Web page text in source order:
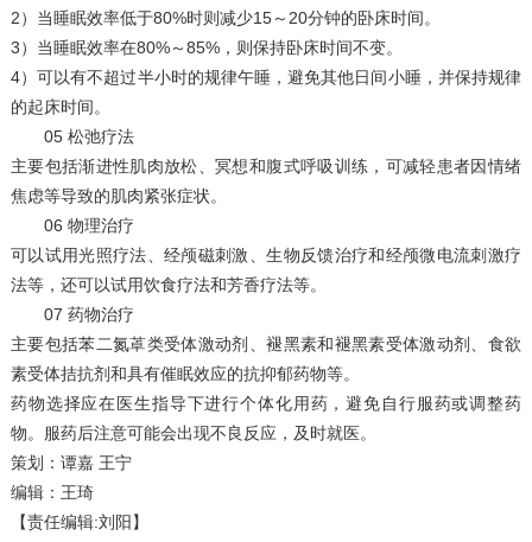
2）当睡眠效率低于80%时则减少15～20分钟的卧床时间。
3）当睡眠效率在80%～85%，则保持卧床时间不变。
4）可以有不超过半小时的规律午睡，避免其他日间小睡，并保持规律
的起床时间。
05 松弛疗法
主要包括渐进性肌肉放松、冥想和腹式呼吸训练，可减轻患者因情绪
焦虑等导致的肌肉紧张症状。
06 物理治疗
可以试用光照疗法、经颅磁刺激、生物反馈治疗和经颅微电流刺激疗
法等，还可以试用饮食疗法和芳香疗法等。
07 药物治疗
主要包括苯二氮䓬类受体激动剂、褪黑素和褪黑素受体激动剂、食欲
素受体拮抗剂和具有催眠效应的抗抑郁药物等。
药物选择应在医生指导下进行个体化用药，避免自行服药或调整药
物。服药后注意可能会出现不良反应，及时就医。
策划：谭嘉 王宁
编辑：王琦
【责任编辑:刘阳】